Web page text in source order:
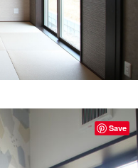
Save